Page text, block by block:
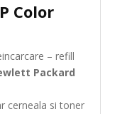
Color
– refill
Packard
cerneala si toner